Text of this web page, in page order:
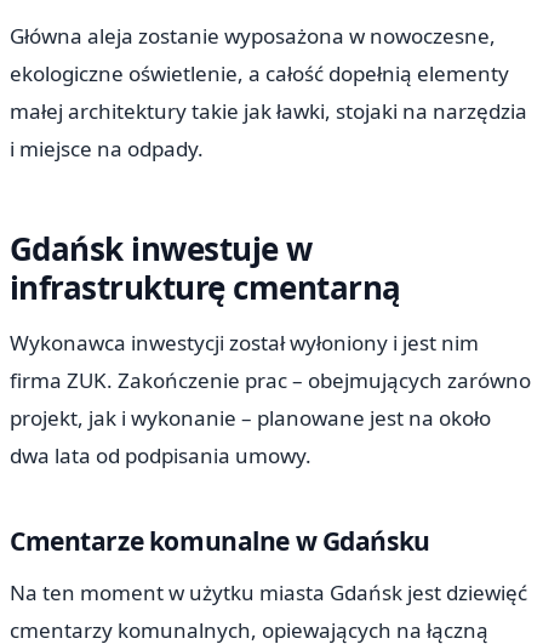
Główna aleja zostanie wyposażona w nowoczesne,
ekologiczne oświetlenie, a całość dopełnią elementy
małej architektury takie jak ławki, stojaki na narzędzia
i miejsce na odpady.
Gdańsk inwestuje w
infrastrukturę cmentarną
Wykonawca inwestycji został wyłoniony i jest nim
firma ZUK. Zakończenie prac – obejmujących zarówno
projekt, jak i wykonanie – planowane jest na około
dwa lata od podpisania umowy.
Cmentarze komunalne w Gdańsku
Na ten moment w użytku miasta Gdańsk jest dziewięć
cmentarzy komunalnych, opiewających na łączną